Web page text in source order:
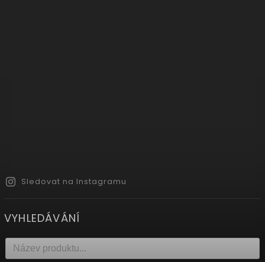
Sledovat na Instagramu
VYHLEDÁVÁNÍ